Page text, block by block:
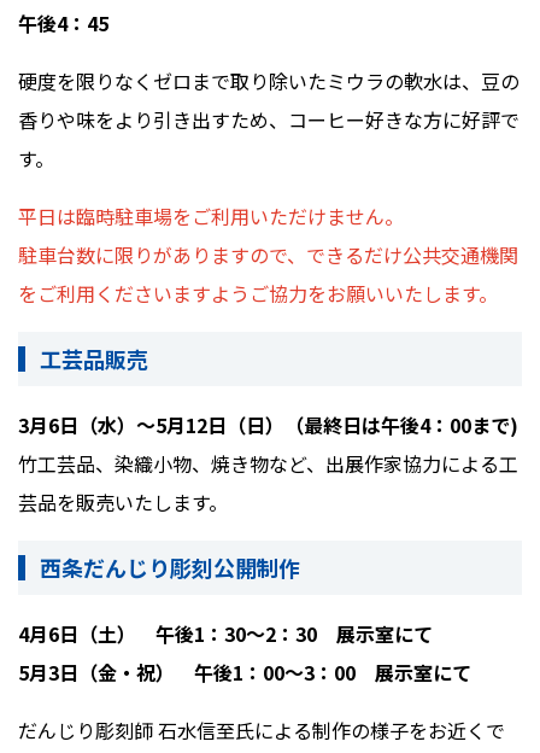
午後4：45
硬度を限りなくゼロまで取り除いたミウラの軟水は、豆の
香りや味をより引き出すため、コーヒー好きな方に好評で
す。
平日は臨時駐車場をご利用いただけません。
駐車台数に限りがありますので、できるだけ公共交通機関
をご利用くださいますようご協力をお願いいたします。
工芸品販売
3月6日（水）～5月12日（日）（最終日は午後4：00まで)
竹工芸品、染織小物、焼き物など、出展作家協力による工
芸品を販売いたします。
西条だんじり彫刻公開制作
4月6日（土） 午後1：30～2：30 展示室にて
5月3日（金・祝） 午後1：00～3：00 展示室にて
だんじり彫刻師 石水信至氏による制作の様子をお近くで